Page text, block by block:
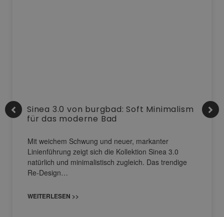
Sinea 3.0 von burgbad: Soft Minimalism
für das moderne Bad
Mit weichem Schwung und neuer, markanter
Linienführung zeigt sich die Kollektion Sinea 3.0
natürlich und minimalistisch zugleich. Das trendige
Re-Design…
WEITERLESEN >>